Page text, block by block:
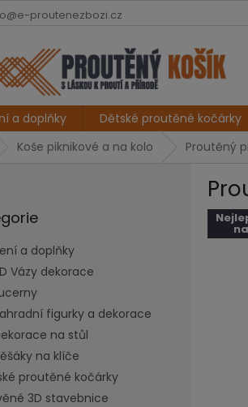
proutenezbozi.cz
a doplňky Dětské proutěné kočárky
Koše piknikové a na kolo Proutěný
a doplňky
Vázy dekorace
figurky a dekorace
na stůl
na klíče
proutěné kočárky
3D stavebnice